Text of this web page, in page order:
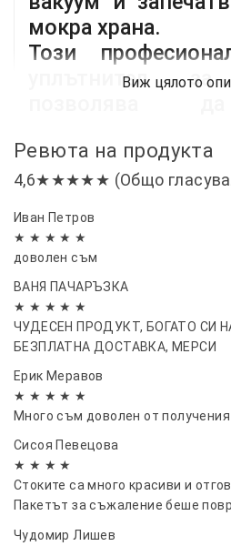
мокра храна.
Този
уплътнител
вакуумирането
работа както със
мокри храни.
Може също да
документи,
предмети.
Компактни
лесно
домакинските уреди
Създава вакуум
продуктите от
Запазва свежестта
Предпазва от
на ценни вещи
Винаги прясна и
Помага за по-
Ревюта на продукта
4,6★★★★★ (Общо
Иван Петров
★ ★ ★ ★ ★
доволен съм
ВАНЯ ПАЧАРЪЗКА
★ ★ ★ ★ ★
ЧУДЕСЕН ПРОДУКТ, БОГАТО СИ
БЕЗПЛАТНА ДОСТАВКА, МЕРСИ
Ерик Меравов
★ ★ ★ ★ ★
Много съм доволен от
Сисоя Певецова
★ ★ ★ ★
Стоките са много красиви и
Пакетът за съжаление беше
Чудомир Лишев